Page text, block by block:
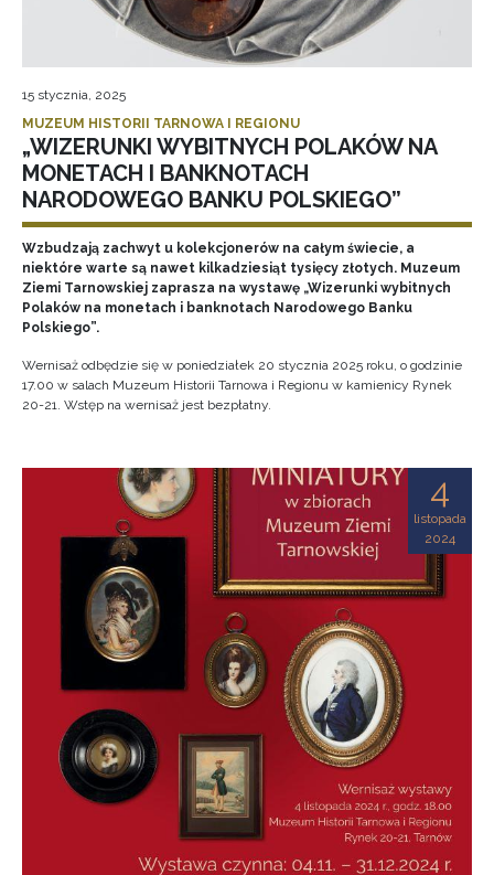
15 stycznia, 2025
MUZEUM HISTORII TARNOWA I REGIONU
„WIZERUNKI WYBITNYCH POLAKÓW NA
MONETACH I BANKNOTACH
NARODOWEGO BANKU POLSKIEGO”
Wzbudzają zachwyt u kolekcjonerów na całym świecie, a
niektóre warte są nawet kilkadziesiąt tysięcy złotych. Muzeum
Ziemi Tarnowskiej zaprasza na wystawę „Wizerunki wybitnych
Polaków na monetach i banknotach Narodowego Banku
Polskiego”.
Wernisaż odbędzie się w poniedziałek 20 stycznia 2025 roku, o godzinie
17.00 w salach Muzeum Historii Tarnowa i Regionu w kamienicy Rynek
20-21. Wstęp na wernisaż jest bezpłatny.
4
listopada
2024